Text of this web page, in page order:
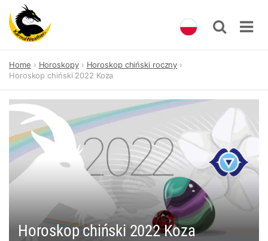
content
Home Horoskopy
Horoskop chiński roczny
Horoskop chiński 2022 Koza
Horoskop chiński 2022 Koza